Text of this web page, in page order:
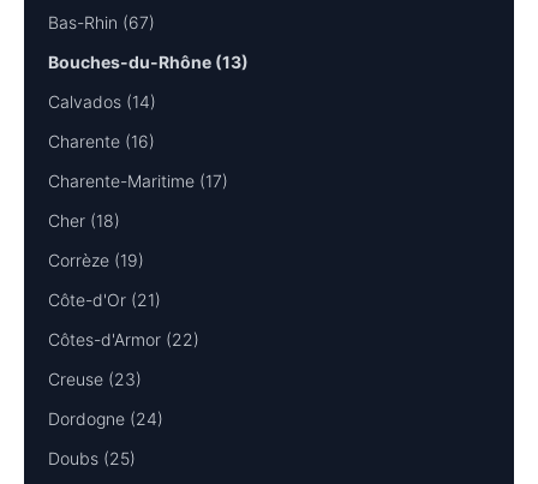
Bas-Rhin (67)
Bouches-du-Rhône (13)
Calvados (14)
Charente (16)
Charente-Maritime (17)
Cher (18)
Corrèze (19)
Côte-d'Or (21)
Côtes-d'Armor (22)
Creuse (23)
Dordogne (24)
Doubs (25)